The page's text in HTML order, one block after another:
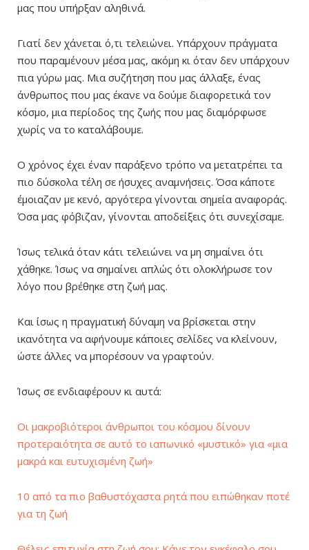
μας που υπήρξαν αληθινά.
Γιατί δεν χάνεται ό,τι τελειώνει. Υπάρχουν πράγματα
που παραμένουν μέσα μας, ακόμη κι όταν δεν υπάρχουν
πια γύρω μας. Μια συζήτηση που μας άλλαξε, ένας
άνθρωπος που μας έκανε να δούμε διαφορετικά τον
κόσμο, μια περίοδος της ζωής που μας διαμόρφωσε
χωρίς να το καταλάβουμε.
Ο χρόνος έχει έναν παράξενο τρόπο να μετατρέπει τα
πιο δύσκολα τέλη σε ήσυχες αναμνήσεις. Όσα κάποτε
έμοιαζαν με κενό, αργότερα γίνονται σημεία αναφοράς.
Όσα μας φόβιζαν, γίνονται αποδείξεις ότι συνεχίσαμε.
Ίσως τελικά όταν κάτι τελειώνει να μη σημαίνει ότι
χάθηκε. Ίσως να σημαίνει απλώς ότι ολοκλήρωσε τον
λόγο που βρέθηκε στη ζωή μας.
Και ίσως η πραγματική δύναμη να βρίσκεται στην
ικανότητα να αφήνουμε κάποιες σελίδες να κλείνουν,
ώστε άλλες να μπορέσουν να γραφτούν.
Ίσως σε ενδιαφέρουν κι αυτά:
Οι μακροβιότεροι άνθρωποι του κόσμου δίνουν
προτεραιότητα σε αυτό το ιαπωνικό «μυστικό» για «μια
μακρά και ευτυχισμένη ζωή»
10 από τα πιο βαθυστόχαστα ρητά που ειπώθηκαν ποτέ
για τη ζωή